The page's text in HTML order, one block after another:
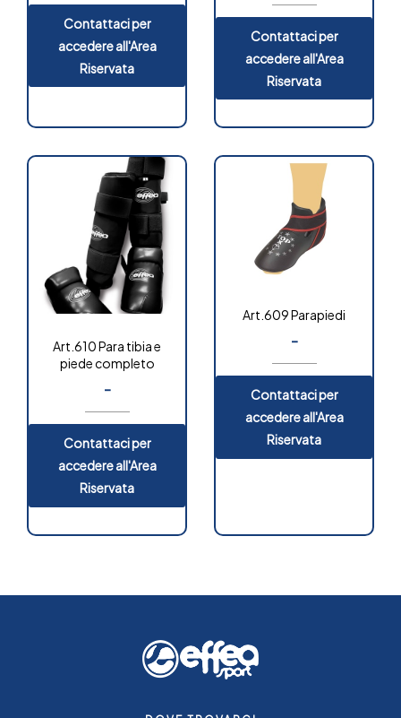
Contattaci per
accedere all'Area
Riservata
Contattaci per
accedere all'Area
Riservata
Art.610 Para tibia e
piede completo
-
Contattaci per
accedere all'Area
Riservata
Art.609 Parapiedi
-
Contattaci per
accedere all'Area
Riservata